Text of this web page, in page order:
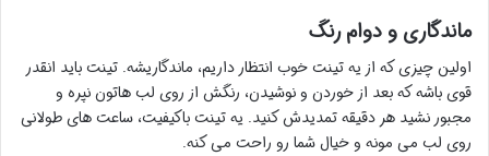
ماندگاری و دوام رنگ
اولین چیزی که از یه تینت خوب انتظار داریم، ماندگاریشه. تینت باید انقدر
قوی باشه که بعد از خوردن و نوشیدن، رنگش از روی لب هاتون نپره و
مجبور نشید هر دقیقه تمدیدش کنید. یه تینت باکیفیت، ساعت های طولانی
روی لب می مونه و خیال شما رو راحت می کنه.